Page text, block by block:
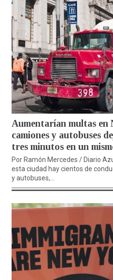
Aumentarían multas en
camiones y autobuses
tres minutos en un
Por Ramón Mercedes / Diario
esta ciudad hay cientos de
y autobuses,...